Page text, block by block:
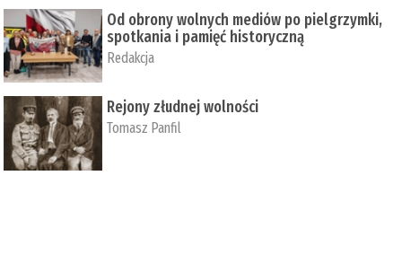
Od obrony wolnych mediów po pielgrzymki,
spotkania i pamięć historyczną
Redakcja
Rejony złudnej wolności
Tomasz Panfil